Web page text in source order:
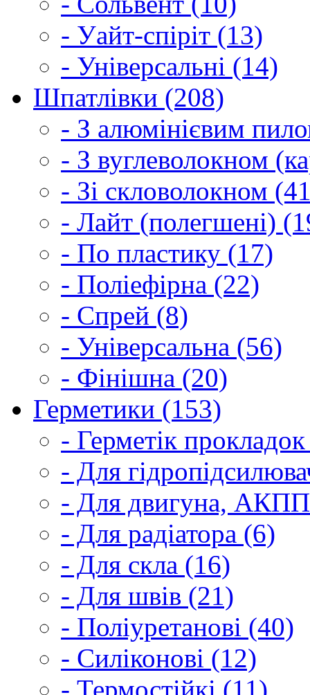
- Уайт-спіріт (13)
- Універсальні (14)
Шпатлівки (208)
- З алюмінієвим
- З вуглеволокном
- Зі скловолокном
- Лайт (полегшені)
- По пластику (17)
- Поліефірна (22)
- Спрей (8)
- Універсальна (56)
- Фінішна (20)
Герметики (153)
- Герметік
- Для
- Для двигуна,
- Для радіатора (6)
- Для скла (16)
- Для швів (21)
- Поліуретанові (40)
- Силіконові (12)
- Термостійкі (11)